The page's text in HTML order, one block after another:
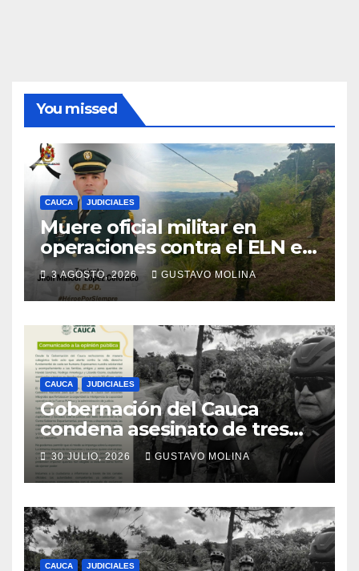
You missed
CAUCA JUDICIALES
Muere oficial militar en
operaciones contra el ELN en
el sur del Cauca
3 AGOSTO, 2026 GUSTAVO MOLINA
CAUCA JUDICIALES
Gobernación del Cauca
condena asesinato de tres
ciudadanos y exige medidas
urgentes al Gobierno
Nacional
30 JULIO, 2026 GUSTAVO MOLINA
CAUCA JUDICIALES